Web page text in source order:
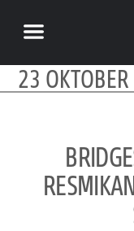
23